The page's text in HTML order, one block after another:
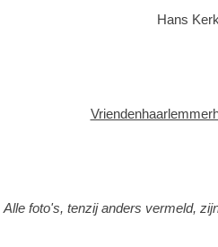
Hans
Alle foto's, tenzij anders vermeld,